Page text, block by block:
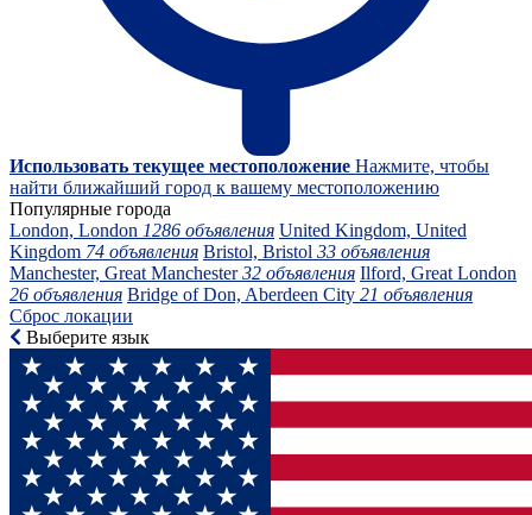
Использовать текущее местоположение Нажмите, чтобы
найти ближайший город к вашему местоположению
Популярные города
London, London 1286 объявления United Kingdom, United
Kingdom 74 объявления Bristol, Bristol 33 объявления
Manchester, Great Manchester32 объявления Ilford, Great London
26 объявления Bridge of Don, Aberdeen City 21 объявления
Сброс локации
Выберите язык